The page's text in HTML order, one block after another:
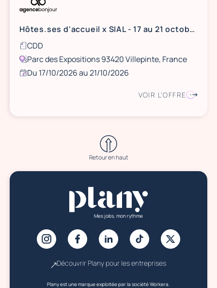
Hôtes.ses d'accueil x SIAL - 17 au 21 octobre 2026 - Paris
CDD
Parc des Expositions 93420 Villepinte, France
Du 17/10/2026 au 21/10/2026
VOIR L'OFFRE
Retour en haut
Mes jobs, mon rythme
Découvrir Plany pour les entreprises
Plany est une marque exploitée par la société Workera.